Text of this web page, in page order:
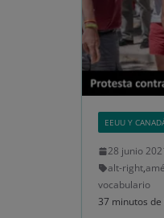
EEUU Y
28 junio
alt-right,
vocabulario
37 minutos